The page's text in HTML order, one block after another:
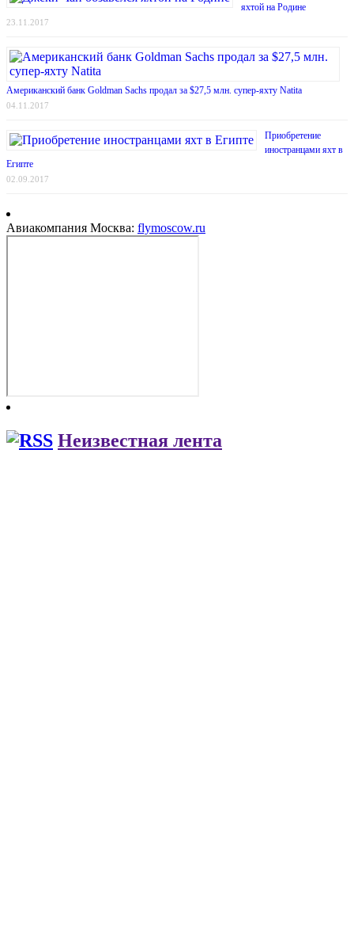
яхтой на Родине
23.11.2017
Американский банк Goldman Sachs продал за $27,5 млн. супер-яхту Natita
04.11.2017
Приобретение
иностранцами яхт в
Египте
02.09.2017
Авиакомпания Москва: flymoscow.ru
Неизвестная лента